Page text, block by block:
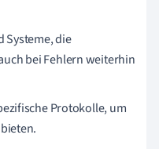
Systeme, die
bei Fehlern weiterhin
Protokolle, um